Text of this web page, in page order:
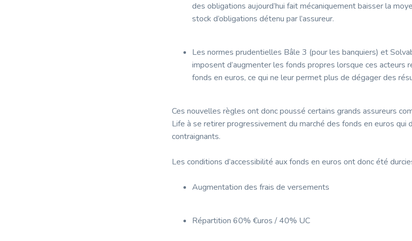
des obligations aujourd’hui fait mécaniquement baisser la
stock d’obligations détenu par l’assureur.
Les normes prudentielles Bâle 3 (pour les banquiers) et
imposent d’augmenter les fonds propres lorsque ces acteurs
fonds en euros, ce qui ne leur permet plus de dégager des
Ces nouvelles règles ont donc poussé certains grands assureurs
Life à se retirer progressivement du marché des fonds en euros qui
contraignants.
Les conditions d’accessibilité aux fonds en euros ont donc été
Augmentation des frais de versements
Répartition 60% €uros / 40% UC